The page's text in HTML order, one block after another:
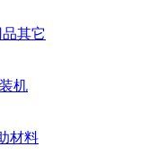
其它
机
材料